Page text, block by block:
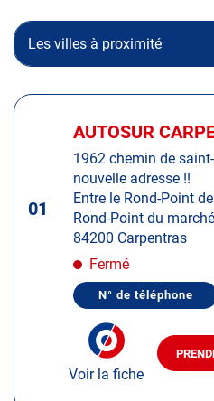
Les villes à proximité
Appuyer
pour
informations
01
Centre
:
AUTOSUR
1962 chemin de
nouvelle adresse !!
Entre le Rond-Point
Rond-Point du
84200 Carpentras
Fermé
N° de téléphone
AFFICHER
TÉLÉPHONE
Voir la fiche